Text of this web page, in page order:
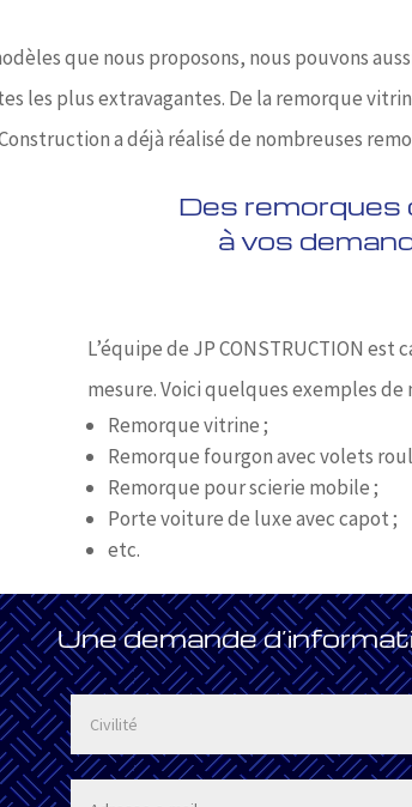
que nous proposons, nous pouvons
les plus extravagantes. De la remorque
a déjà réalisé de nombreuses
Des remorques
à vos
L’équipe de JP CONSTRUCTION
mesure. Voici quelques exemples de
Remorque vitrine ;
Remorque fourgon avec volets
Remorque pour scierie mobile ;
Porte voiture de luxe avec capot ;
etc.
Une demande